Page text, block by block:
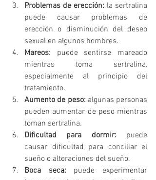
Problemas de erección: la sertralina
puede causar problemas de
erección o disminución del deseo
sexual en algunos hombres.
Mareos: puede sentirse mareado
mientras toma sertralina,
especialmente al principio del
tratamiento.
Aumento de peso: algunas personas
pueden aumentar de peso mientras
toman sertralina.
Dificultad para dormir: puede
causar dificultad para conciliar el
sueño o alteraciones del sueño.
Boca seca: puede experimentar